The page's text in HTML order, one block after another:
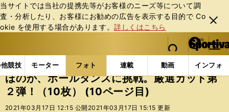
当サイトでは当社の提携先等がお客様のニーズ等について調
査・分析したり、お客様にお勧めの広告を表⽰する⽬的で Co
okie を使⽤する場合があります。詳しくはこちら
閉じ
る
web Sportiva (webスポルティーバ)
検索
マイペ
ー
ジ
メニュ
競技 モーター フォト 連載 動画 インフォ
b
ス
ポ
ル
フォトギャラリー スポーツビーナスギャラリー ほ
ほのか、ポールダンスに挑戦。厳選カット第
２弾！（10枚） (10ページ目)
2021年03月17日 12:15 公開 2021年03月17日 15:15 更新